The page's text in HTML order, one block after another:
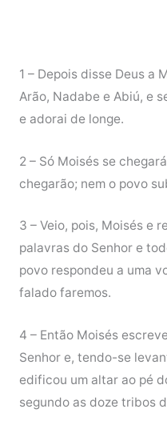
1 – Depois disse Deus a
Arão, Nadabe e Abiú, e
e adorai de longe.
2 – Só Moisés se
chegarão; nem o povo
3 – Veio, pois, Moisés e
palavras do Senhor e
povo respondeu a uma
falado faremos.
4 – Então Moisés
Senhor e, tendo-se
edificou um altar ao pé
segundo as doze tribos